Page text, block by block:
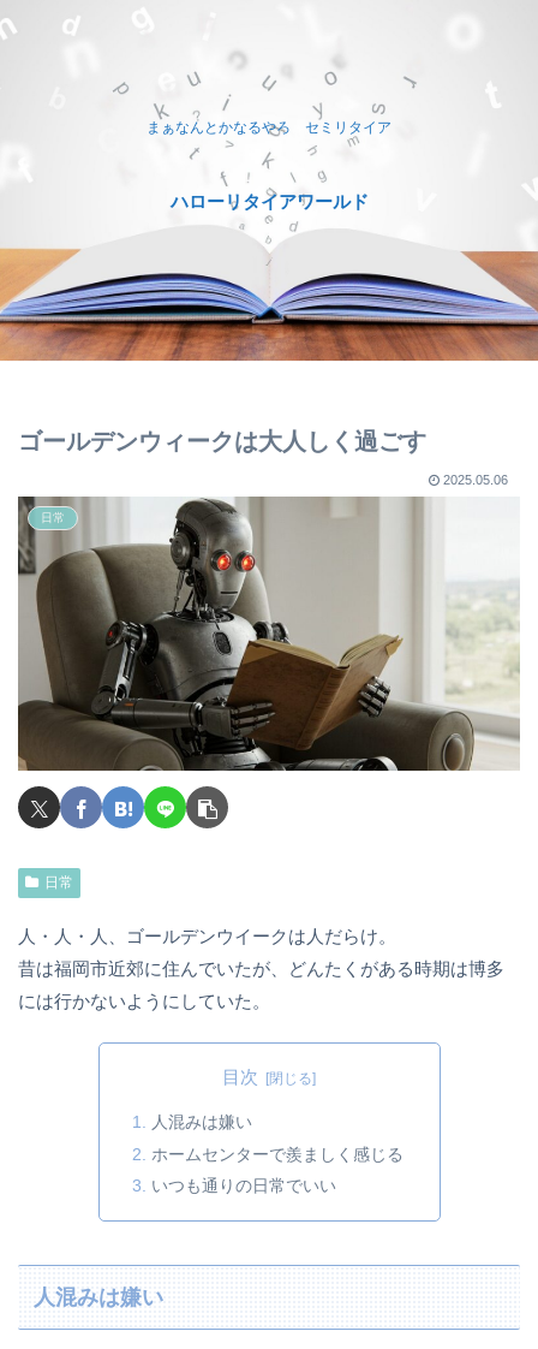
まぁなんとかなるやろ セミリタイア
ハローリタイアワールド
ゴールデンウィークは大人しく過ごす
2025.05.06
日常
日常
人・人・人、ゴールデンウイークは人だらけ。
昔は福岡市近郊に住んでいたが、どんたくがある時期は博多
には行かないようにしていた。
目次
人混みは嫌い
ホームセンターで羨ましく感じる
いつも通りの日常でいい
人混みは嫌い